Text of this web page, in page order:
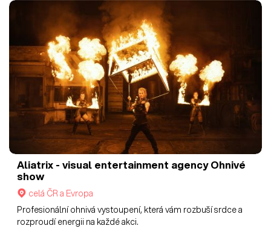
Aliatrix - visual entertainment agencyOhnivé
show
celá ČR a Evropa
Profesionální ohnivá vystoupení, která vám rozbuší srdce a
rozproudí energii na každé akci.